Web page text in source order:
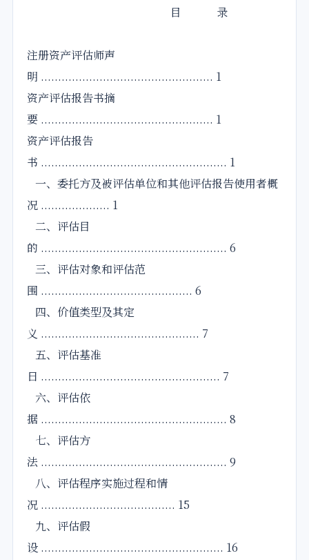
目 录
注册资产评估师声
明 .................................................. 1
资产评估报告书摘
要 .................................................. 1
资产评估报告
书 ...................................................... 1
一、委托方及被评估单位和其他评估报告使用者概
况 .................... 1
二、评估目
的 ...................................................... 6
三、评估对象和评估范
围 ............................................ 6
四、价值类型及其定
义 .............................................. 7
五、评估基准
日 .................................................... 7
六、评估依
据 ...................................................... 8
七、评估方
法 ...................................................... 9
八、评估程序实施过程和情
况 ....................................... 15
九、评估假
设 ..................................................... 16